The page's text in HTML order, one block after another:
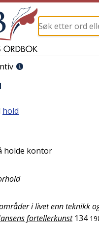
hold
holde kontor
i livet enn teknikk
fortellerkunst 134